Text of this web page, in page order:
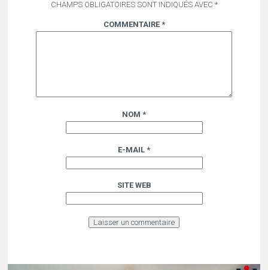
CHAMPS OBLIGATOIRES SONT INDIQUÉS AVEC *
COMMENTAIRE *
NOM *
E-MAIL *
SITE WEB